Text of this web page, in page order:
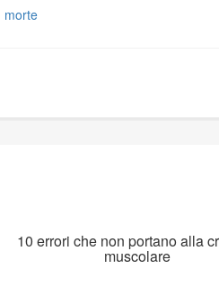
morte
10 errori che non portano alla
muscolare